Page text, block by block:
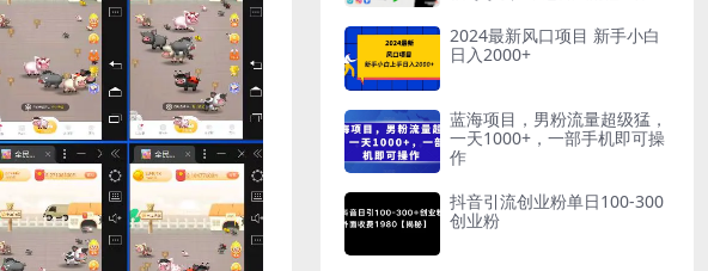
2024最新风口项目 新手小白
日入2000+
蓝海项目，男粉流量超级猛，
一天1000+，一部手机即可操
作
抖音引流创业粉单日100-300
创业粉